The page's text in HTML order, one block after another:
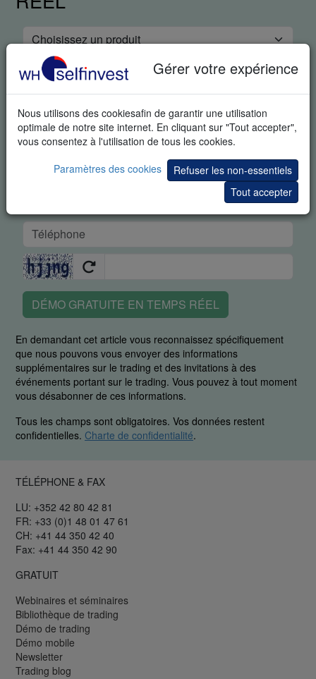
Gérer votre expérience
Nous utilisons des cookiesafin de garantir une utilisation
optimale de notre site internet. En cliquant sur "Tout accepter",
vous consentez à l'utilisation de tous les cookies.
Paramètres des cookies
Refuser les non-essentiels
Tout accepter
DÉMO GRATUITE EN TEMPS RÉEL
En demandant cet article vous reconnaissez spécifiquement
que nous pouvons vous envoyer des informations
supplémentaires sur le trading et des invitations à des
événements portant sur le trading. Vous pouvez à tout moment
vous désabonner de ces informations.
Tous les champs sont obligatoires. Vos données restent
confidentielles. Charte de confidentialité.
TÉLÉPHONE & FAX
LU: +352 42 80 42 81
FR: +33 (0)1 48 01 47 61
CH: +41 44 350 42 40
Fax: +41 44 350 42 90
GRATUIT
Webinaires et séminaires
Bibliothèque de trading
Démo de trading
Démo mobile
Newsletter
Trading blog